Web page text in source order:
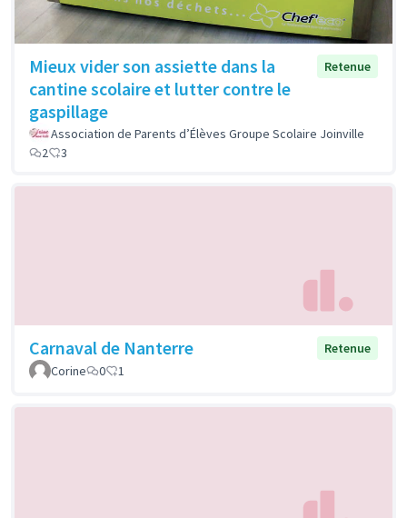
Mieux vider son assiette dans la
cantine scolaire et lutter contre le
gaspillage
Retenue
Association de Parents d’Élèves Groupe Scolaire Joinville
2
3
Carnaval de Nanterre
Retenue
Corine
0 1